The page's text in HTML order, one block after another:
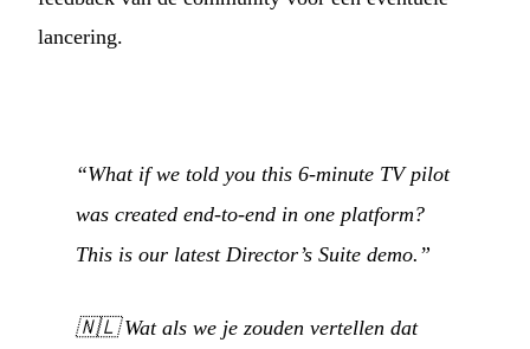
lancering.
“What if we told you this 6-minute TV pilot
was created end-to-end in one platform?
This is our latest Director’s Suite demo.”
🇳🇱Wat als we je zouden vertellen dat